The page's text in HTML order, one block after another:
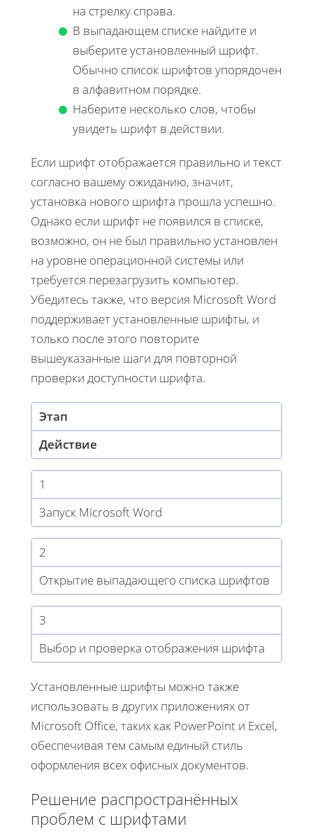
на стрелку справа.
В выпадающем списке найдите и
выберите установленный шрифт.
Обычно список шрифтов упорядочен
в алфавитном порядке.
Наберите несколько слов, чтобы
увидеть шрифт в действии.
Если шрифт отображается правильно и текст
согласно вашему ожиданию, значит,
установка нового шрифта прошла успешно.
Однако если шрифт не появился в списке,
возможно, он не был правильно установлен
на уровне операционной системы или
требуется перезагрузить компьютер.
Убедитесь также, что версия Microsoft Word
поддерживает установленные шрифты, и
только после этого повторите
вышеуказанные шаги для повторной
проверки доступности шрифта.
Этап
Действие
1
Запуск Microsoft Word
2
Открытие выпадающего списка шрифтов
3
Выбор и проверка отображения шрифта
Установленные шрифты можно также
использовать в других приложениях от
Microsoft Office, таких как PowerPoint и Excel,
обеспечивая тем самым единый стиль
оформления всех офисных документов.
Решение распространённых
проблем с шрифтами